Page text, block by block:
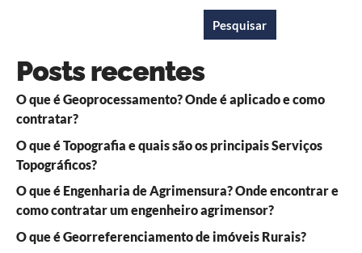
Pesquisar
Posts recentes
O que é Geoprocessamento? Onde é aplicado e como
contratar?
O que é Topografia e quais são os principais Serviços
Topográficos?
O que é Engenharia de Agrimensura? Onde encontrar e
como contratar um engenheiro agrimensor?
O que é Georreferenciamento de imóveis Rurais?